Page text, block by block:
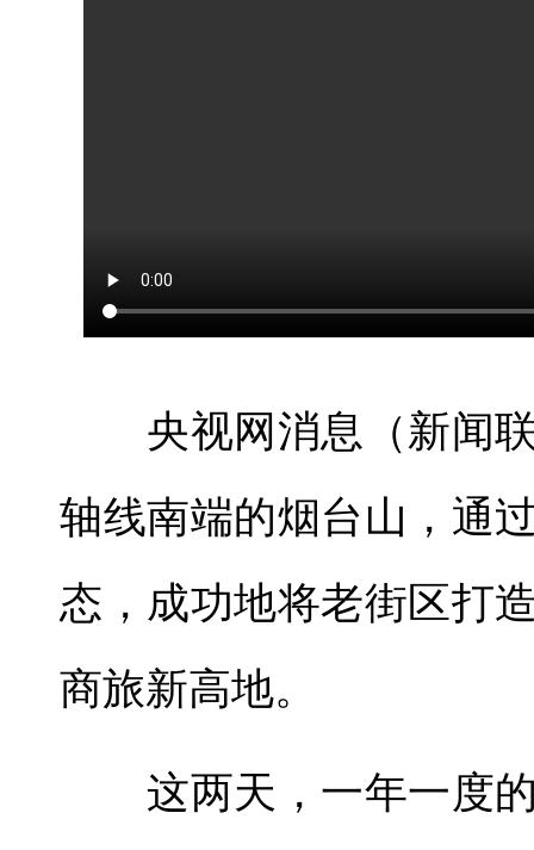
央视网消息（新闻联
轴线南端的烟台山，通
态，成功地将老街区打
商旅新高地。
这两天，一年一度的